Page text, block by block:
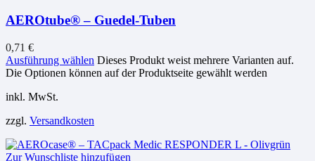
AEROtube® – Guedel-Tuben
0,71 €
Ausführung wählen Dieses Produkt weist mehrere Varianten auf.
Die Optionen können auf der Produktseite gewählt werden
inkl. MwSt.
zzgl. Versandkosten
Zur Wunschliste hinzufügen